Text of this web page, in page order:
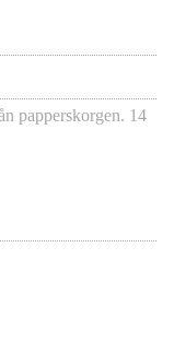
papperskorgen. 14